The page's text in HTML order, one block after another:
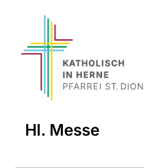
Hl. Messe